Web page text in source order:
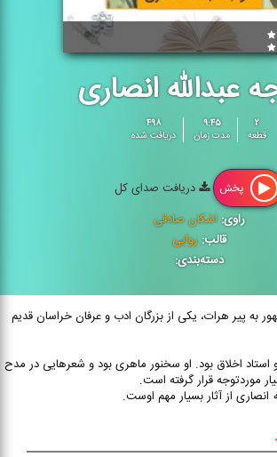
عبدالله انصاری
۲
قطعه
۹:۴۵
مدت زمان
۴۹۸
دریافت شده
پخش
دریافت صدای کل
راوی: اشکان صادقی
قالب: روایی
دسته‌بندی:
به پیر هرات، یکی از بزرگان ادب و عرفان خراسان قدیم
استاد اخلاق بود. او سخنور ماهری بود و شعرهایی در مدح
موردتوجه قرار گرفته است.
انصاری از آثار بسیار مهم اوست.